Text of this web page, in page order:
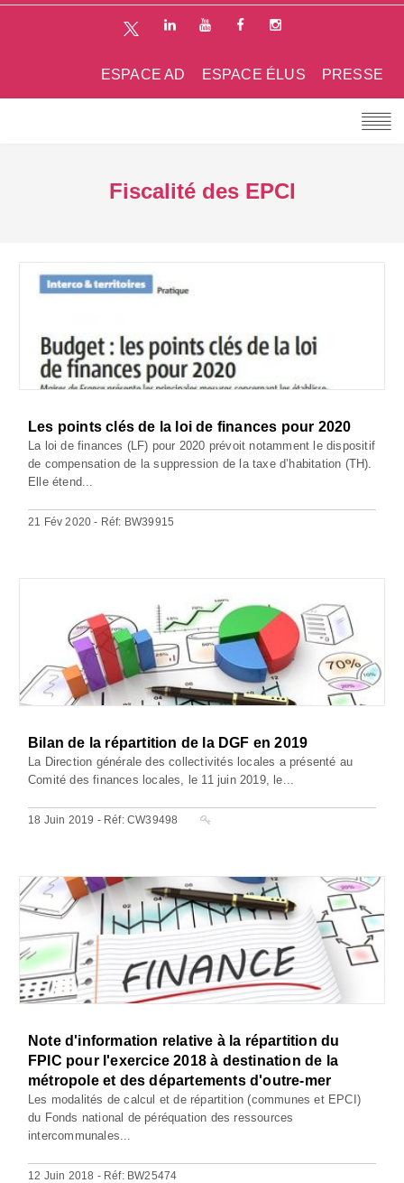
PRESSE
ESPACE ÉLUS
ESPACE AD
Fiscalité des EPCI
Les points clés de la loi de finances pour 2020
La loi de finances (LF) pour 2020 prévoit notamment le dispositif
de compensation de la suppression de la taxe d’habitation (TH).
Elle étend...
21 Fév 2020 - Réf: BW39915
Bilan de la répartition de la DGF en 2019
La Direction générale des collectivités locales a présenté au
Comité des finances locales, le 11 juin 2019, le...
18 Juin 2019 - Réf: CW39498
Note d'information relative à la répartition du
FPIC pour l'exercice 2018 à destination de la
métropole et des départements d'outre-mer
Les modalités de calcul et de répartition (communes et EPCI)
du Fonds national de péréquation des ressources
intercommunales...
12 Juin 2018 - Réf: BW25474